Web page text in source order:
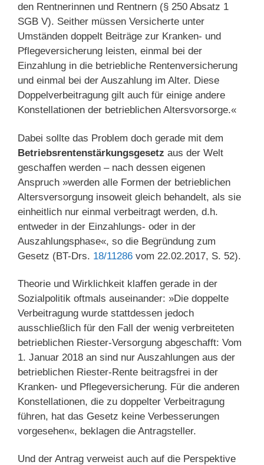
den Rentnerinnen und Rentnern (§ 250 Absatz 1
SGB V). Seither müssen Versicherte unter
Umständen doppelt Beiträge zur Kranken- und
Pflegeversicherung leisten, einmal bei der
Einzahlung in die betriebliche Rentenversicherung
und einmal bei der Auszahlung im Alter. Diese
Doppelverbeitragung gilt auch für einige andere
Konstellationen der betrieblichen Altersvorsorge.«
Dabei sollte das Problem doch gerade mit dem
Betriebsrentenstärkungsgesetz aus der Welt
geschaffen werden – nach dessen eigenen
Anspruch »werden alle Formen der betrieblichen
Altersversorgung insoweit gleich behandelt, als sie
einheitlich nur einmal verbeitragt werden, d.h.
entweder in der Einzahlungs- oder in der
Auszahlungsphase«, so die Begründung zum
Gesetz (BT-Drs. 18/11286 vom 22.02.2017, S. 52).
Theorie und Wirklichkeit klaffen gerade in der
Sozialpolitik oftmals auseinander: »Die doppelte
Verbeitragung wurde stattdessen jedoch
ausschließlich für den Fall der wenig verbreiteten
betrieblichen Riester-Versorgung abgeschafft: Vom
1. Januar 2018 an sind nur Auszahlungen aus der
betrieblichen Riester-Rente beitragsfrei in der
Kranken- und Pflegeversicherung. Für die anderen
Konstellationen, die zu doppelter Verbeitragung
führen, hat das Gesetz keine Verbesserungen
vorgesehen«, beklagen die Antragsteller.
Und der Antrag verweist auch auf die Perspektive